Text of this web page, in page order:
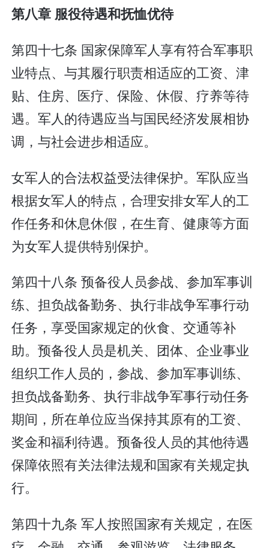
第八章 服役待遇和抚恤优待
第四十七条 国家保障军人享有符合军事职
业特点、与其履行职责相适应的工资、津
贴、住房、医疗、保险、休假、疗养等待
遇。军人的待遇应当与国民经济发展相协
调，与社会进步相适应。
女军人的合法权益受法律保护。军队应当
根据女军人的特点，合理安排女军人的工
作任务和休息休假，在生育、健康等方面
为女军人提供特别保护。
第四十八条 预备役人员参战、参加军事训
练、担负战备勤务、执行非战争军事行动
任务，享受国家规定的伙食、交通等补
助。预备役人员是机关、团体、企业事业
组织工作人员的，参战、参加军事训练、
担负战备勤务、执行非战争军事行动任务
期间，所在单位应当保持其原有的工资、
奖金和福利待遇。预备役人员的其他待遇
保障依照有关法律法规和国家有关规定执
行。
第四十九条 军人按照国家有关规定，在医